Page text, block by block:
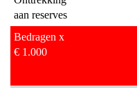
aan reserves
Bedragen x
€ 1.000